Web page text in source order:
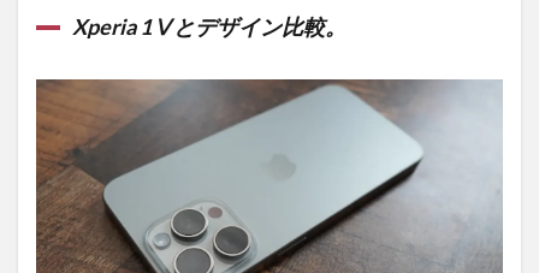
Xperia 1Ⅴとデザイン比較。